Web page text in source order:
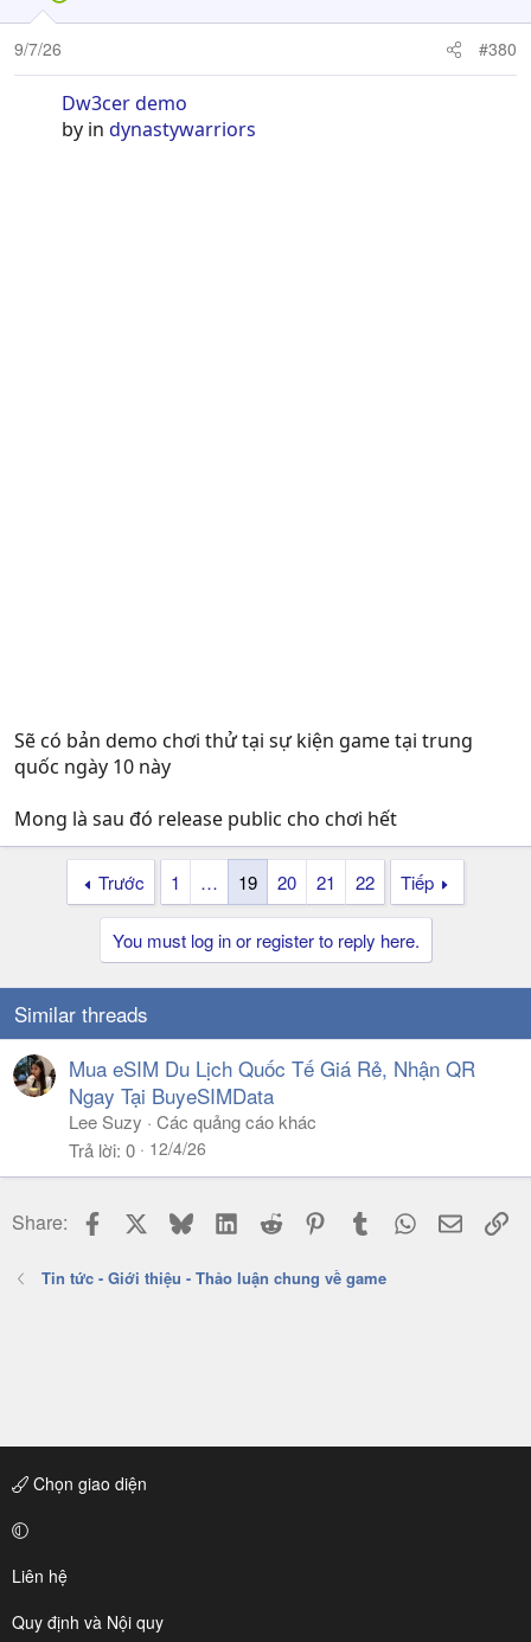
9/7/26 #380
Dw3cer demo
by in dynastywarriors
Sẽ có bản demo chơi thử tại sự kiện game tại trung
quốc ngày 10 này
Mong là sau đó release public cho chơi hết
Trước 1 … 19 20 21 22 Tiếp
You must log in or register to reply here.
Similar threads
Mua eSIM Du Lịch Quốc Tế Giá Rẻ, Nhận QR
Ngay Tại BuyeSIMData
Lee Suzy
Các quảng cáo khác
Trả lời 0 12/4/26
Share: Facebook BlueskyLinkedIn
Reddit PinterestTumblr WhatsApp
Email
Tin tức - Giới thiệu - Thảo luận chung về game
Chọn giao diện
Liên hệ
Quy định và Nội quy